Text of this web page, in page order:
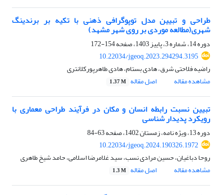
طراحی و تبیین مدل توپوگرافی ذهنی با تکیه بر برندینگ
شهری(مطالعه موردی بر روی شهر مشهد)
دوره 14، شماره 3، پاییز 1403، صفحه
154-172
10.22034/jgeoq.2023.294294.3195
راضیه فلاحتی شرق، هادی بستام، هادی طاهرپورکلانتری
مشاهده مقاله
اصل مقاله 1.37 M
تبیین نسبت رابطه انسان و مکان در فرآیند طراحی معماری با
رویکرد پدیدار شناسی
دوره 13، ویژه نامه، زمستان 1402، صفحه
63-84
10.22034/jgeoq.2024.190326.1972
روحا دباغیان، حسین مرادی نسب، سید غلامرضا اسلامی، حامد شیخ طاهری
مشاهده مقاله
اصل مقاله 1.3 M